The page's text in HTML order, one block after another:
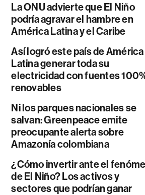
La ONU advierte que El Niño
podría agravar el hambre en
América Latina y el Caribe
Así logró este país de América
Latina generar toda su
electricidad con fuentes
renovables
Ni los parques nacionales se
salvan: Greenpeace emite
preocupante alerta sobre
Amazonía colombiana
¿Cómo invertir ante el
de El Niño? Los activos y
sectores que podrían ganar